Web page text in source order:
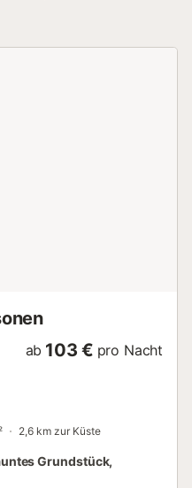
ab 103 € pro Nacht
2,6 km zur Küste
Grundstück,